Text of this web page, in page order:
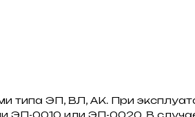
типа ЭП, ВЛ, АК. При
ЭП-0010 или ЭП-0020. В